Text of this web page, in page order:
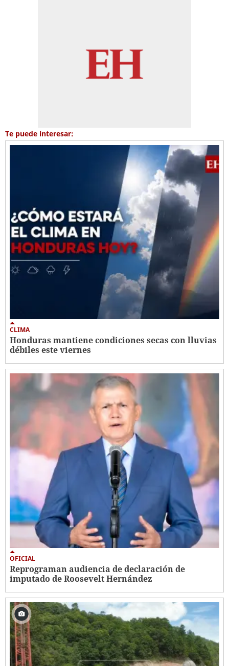
Te puede interesar:
CLIMA
Honduras mantiene condiciones secas con lluvias
débiles este viernes
OFICIAL
Reprograman audiencia de declaración de
imputado de Roosevelt Hernández